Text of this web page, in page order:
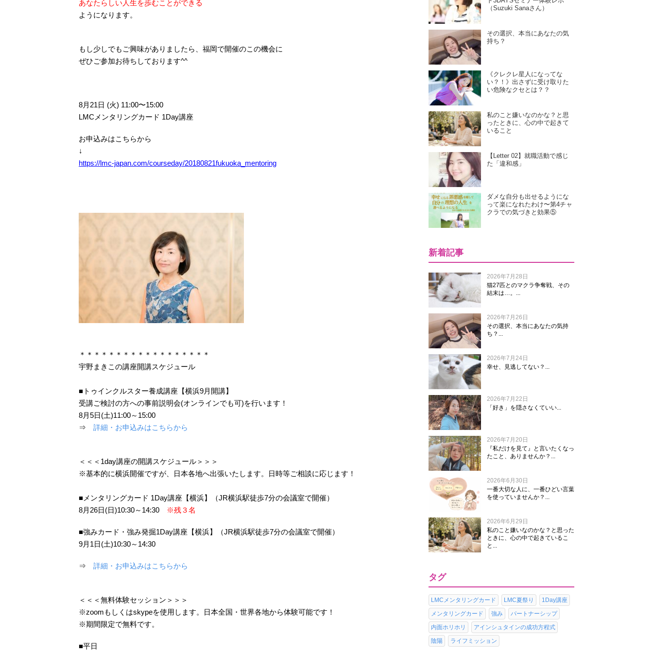
あなたらしい人生を歩むことができる
ようになります。
もし少しでもご興味がありましたら、福岡で開催のこの機会に
ぜひご参加お待ちしております^^
8月21日 (火) 11:00〜15:00
LMCメンタリングカード 1Day講座
お申込みはこちらから
↓
https://lmc-japan.com/courseday/20180821fukuoka_mentoring
＊＊＊＊＊＊＊＊＊＊＊＊＊＊＊＊＊＊
宇野まきこの講座開講スケジュール
■トゥインクルスター養成講座【横浜9月開講】
受講ご検討の方への事前説明会(オンラインでも可)を行います！
8月5日(土)11:00～15:00
⇒ 詳細・お申込みはこちらから
＜＜＜1day講座の開講スケジュール＞＞＞
※基本的に横浜開催ですが、日本各地へ出張いたします。日時等ご相談に応じます！
■メンタリングカード 1Day講座【横浜】（JR横浜駅徒歩7分の会議室で開催）
8月26日(日)10:30～14:30
※残３名
■強みカード・強み発掘1Day講座【横浜】（JR横浜駅徒歩7分の会議室で開催）
9月1日(土)10:30～14:30
⇒ 詳細・お申込みはこちらから
＜＜＜無料体験セッション＞＞＞
※zoomもしくはskypeを使用します。日本全国・世界各地から体験可能です！
※期間限定で無料です。
■平日
（Suzuki Sanaさん）
その選択、本当にあなたの気
持ち？
《クレクレ星人になってな
い？！》出さずに受け取りた
い危険なクセとは？？
私のこと嫌いなのかな？と思
ったときに、心の中で起きて
いること
【Letter 02】就職活動で感じ
た「違和感」
ダメな自分も出せるようにな
って楽になれたわけ〜第4チャ
クラでの気づきと効果⑤
新着記事
2026年7月28日
猫27匹とのマクラ争奪戦、その
結末は…。...
2026年7月26日
その選択、本当にあなたの気持
ち？...
2026年7月24日
幸せ、見逃してない？...
2026年7月22日
「好き」を隠さなくていい...
2026年7月20日
『私だけを見て』と言いたくなっ
たこと、ありませんか？...
2026年6月30日
一番大切な人に、一番ひどい言葉
を使っていませんか？...
2026年6月29日
私のこと嫌いなのかな？と思った
ときに、心の中で起きているこ
と...
タグ
LMCメンタリングカード LMC夏祭り
1Day講座
メンタリングカード
強み
パートナーシップ
内面ホリホリ
アインシュタインの成功方程式
陰陽
ライフミッション